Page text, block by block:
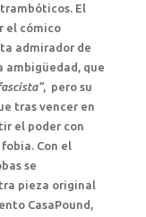
El
el cómico
admirador de
ambigüedad, que
, pero su
tras vencer en
el poder con
Con el
se
pieza original
CasaPound,